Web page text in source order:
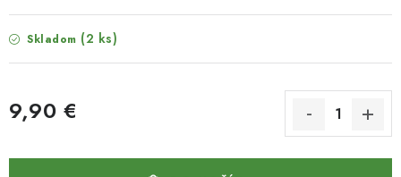
Skladom (2 ks)
9,90 €